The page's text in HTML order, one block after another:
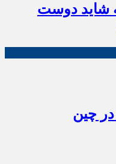
شاید دوست
چین